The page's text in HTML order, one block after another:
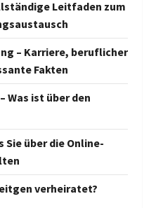
Leitfaden zum
– Karriere, beruflicher
Fakten
Was ist über den
Sie über die Online-
verheiratet?